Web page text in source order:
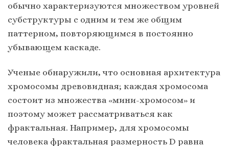
обычно характеризуются множеством уровней
субструктуры с одним и тем же общим
паттерном, повторяющимся в постоянно
убывающем каскаде.
Ученые обнаружили, что основная архитектура
хромосомы древовидная; каждая хромосома
состоит из множества «мини-хромосом» и
поэтому может рассматриваться как
фрактальная. Например, для хромосомы
человека фрактальная размерность D равна